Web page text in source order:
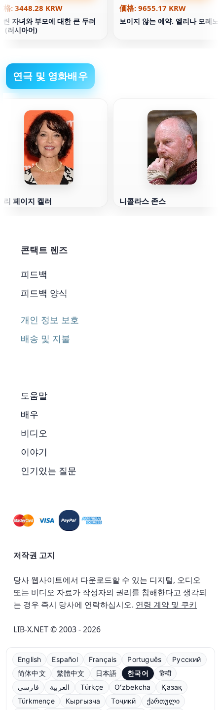
格: 3448.28 KRW
린 자녀와 부모에 대한 큰 두려
(러시아어)
価格: 9655.17 KRW
보이지 않는 예약. 엘리나 모레노
연극 및 영화배우
리 페이지 켈러 니콜라스 존스
콘택트 렌즈
피드백
피드백 양식
개인 정보 보호
배송 및 지불
도움말
배우
비디오
이야기
인기있는 질문
저작권 고지
당사 웹사이트에서 다운로드할 수 있는 디지털, 오디오
또는 비디오 자료가 작성자의 권리를 침해한다고 생각되
는 경우 즉시 당사에 연락하십시오. 연령 계약 및 쿠키
LIB-X.NET © 2003 - 2026
English Español Français Português
Русский
简体中文
繁體中文 日本語 한국어
हिन्दी
فارسی
العربية Türkçe Oʻzbekcha
Қазақ
Türkmençe
Кыргызча Тоҷикӣ ქართული